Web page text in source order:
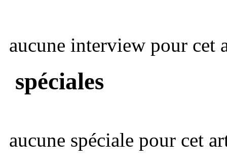
aucune interview pour cet
spéciales
aucune spéciale pour cet